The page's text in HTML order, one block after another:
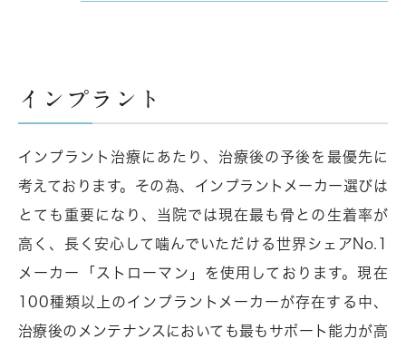
インプラント
インプラント治療にあたり、治療後の予後を最優先に
考えております。その為、インプラントメーカー選びは
とても重要になり、当院では現在最も骨との生着率が
高く、長く安心して噛んでいただける世界シェアNo.1
メーカー「ストローマン」を使用しております。現在
100種類以上のインプラントメーカーが存在する中、
治療後のメンテナンスにおいても最もサポート能力が高